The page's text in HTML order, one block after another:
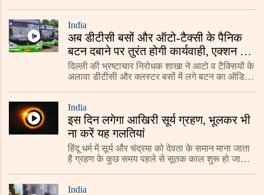
India
अब डीटीसी बसों और ऑटो-टैक्सी के पैनिक
बटन दबाने पर तुरंत होगी कार्यवाही, एक्शन में
आई सरकार
दिल्ली की भ्रष्टाचार निरोधक शाखा ने आटो व टैक्सियों के
अलावा डीटीसी और क्लस्टर बसों में लगे बटन का ऑडिट
India
इस दिन लगेगा आखिरी सूर्य ग्रहण, भूलकर भी
ना करें यह गलतियां
हिंदू धर्म में सूर्य और चंद्रमा को देवता के समान माना जाता
है ग्रहण के कुछ समय पहले से सूतक काल शुरू हो जाता
India